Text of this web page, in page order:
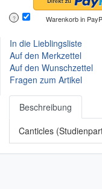
? Warenkorb in
In die Lieblingsliste
Auf den Merkzettel
Auf den Wunschzettel
Fragen zum Artikel
Beschreibung
Canticles